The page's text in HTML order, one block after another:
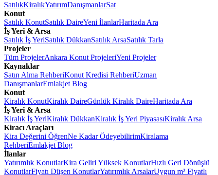
SatılıkKiralıkYatırımDanışmanlarSat
Konut
Satılık KonutSatılık DaireYeni İlanlarHaritada Ara
İş Yeri & Arsa
Satılık İş YeriSatılık DükkanSatılık ArsaSatılık Tarla
Projeler
Tüm ProjelerAnkara Konut ProjeleriYeni Projeler
Kaynaklar
Satın Alma RehberiKonut Kredisi RehberiUzman
DanışmanlarEmlakjet Blog
Konut
Kiralık KonutKiralık DaireGünlük Kiralık DaireHaritada Ara
İş Yeri & Arsa
Kiralık İş YeriKiralık DükkanKiralık İş Yeri PiyasasıKiralık Arsa
Kiracı Araçları
Kira Değerini ÖğrenNe Kadar ÖdeyebilirimKiralama
RehberiEmlakjet Blog
İlanlar
Yatırımlık KonutlarKira Geliri Yüksek KonutlarHızlı Geri Dönüşlü
KonutlarFiyatı Düşen KonutlarYatırımlık ArsalarUygun m² Fiyatlı